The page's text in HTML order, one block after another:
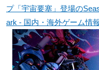
プ「宇宙要塞」登場の
ark - 国内・海外ゲーム情